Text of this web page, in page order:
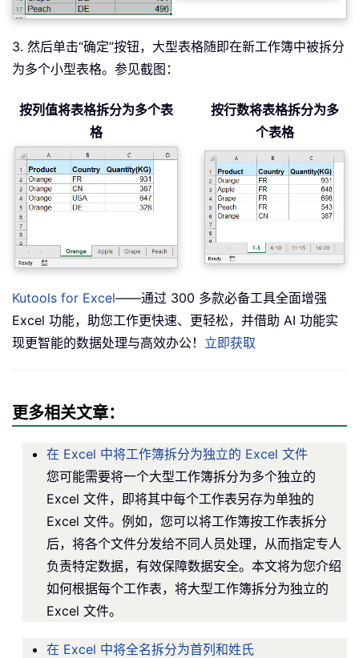
3. 然后单击“确定”按钮，大型表格随即在新工作簿中被拆分
为多个小型表格。参见截图：
按列值将表格拆分为多个表
格
按行数将表格拆分为多
个表格
Kutools for Excel——通过 300 多款必备工具全面增强
Excel 功能，助您工作更快速、更轻松，并借助 AI 功能实
现更智能的数据处理与高效办公！ 立即获取
更多相关文章：
在 Excel 中将工作簿拆分为独立的 Excel 文件
您可能需要将一个大型工作簿拆分为多个独立的
Excel 文件，即将其中每个工作表另存为单独的
Excel 文件。例如，您可以将工作簿按工作表拆分
后，将各个文件分发给不同人员处理，从而指定专人
负责特定数据，有效保障数据安全。本文将为您介绍
如何根据每个工作表，将大型工作簿拆分为独立的
Excel 文件。
在 Excel 中将全名拆分为首列和姓氏